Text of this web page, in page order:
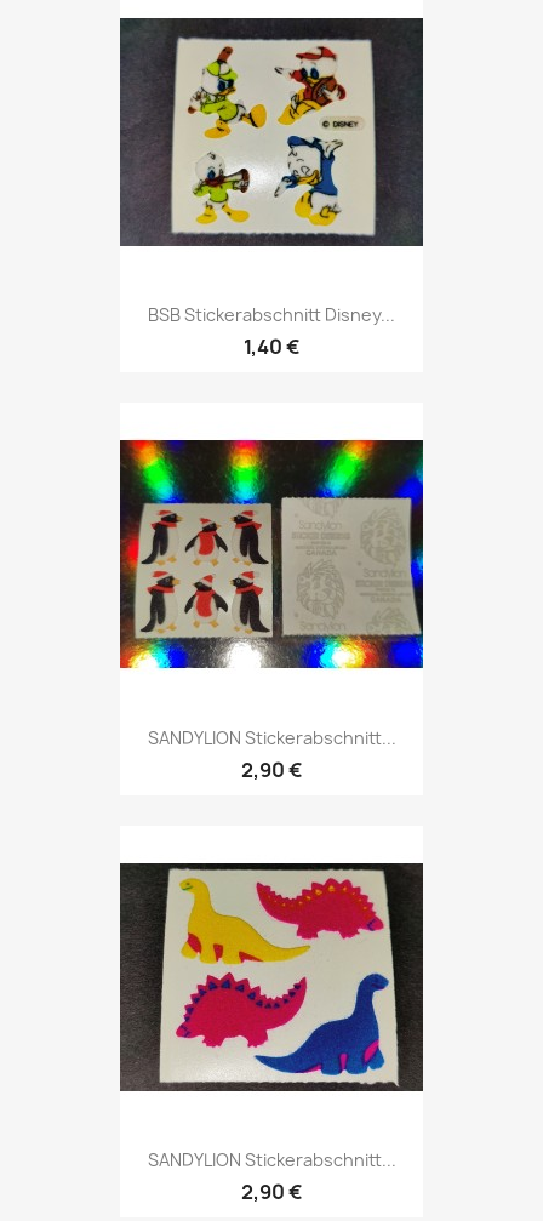
BSB Stickerabschnitt Disney...
1,40 €
SANDYLION Stickerabschnitt...
2,90 €
SANDYLION Stickerabschnitt...
2,90 €